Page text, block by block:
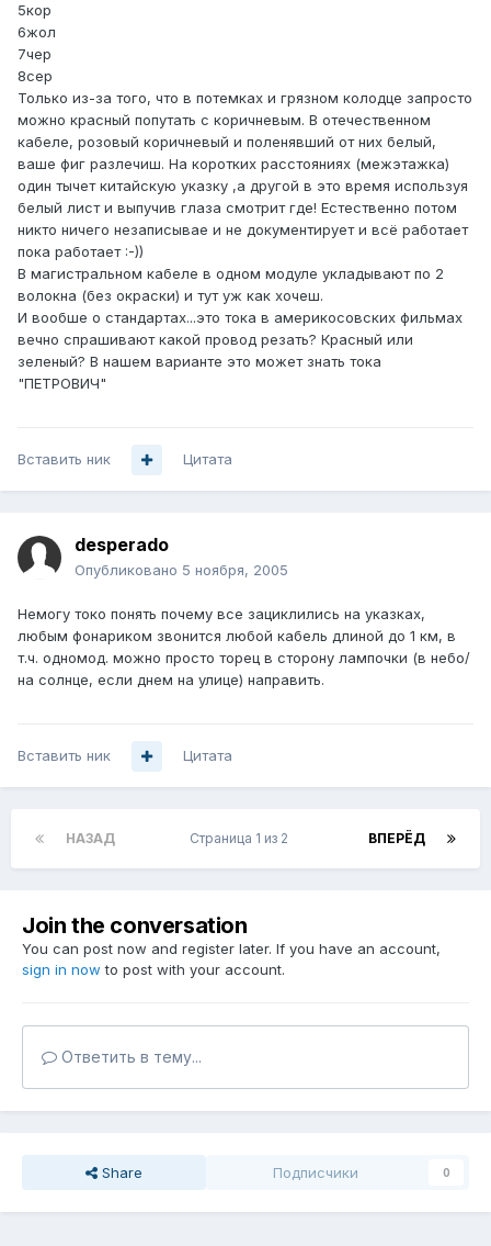
5кор
6жол
7чер
8сер
Только из-за того, что в потемках и грязном колодце запросто
можно красный попутать с коричневым. В отечественном
кабеле, розовый коричневый и поленявший от них белый,
ваше фиг разлечиш. На коротких расстояниях (межэтажка)
один тычет китайскую указку ,а другой в это время используя
белый лист и выпучив глаза смотрит где! Естественно потом
никто ничего незаписывае и не документирует и всё работает
пока работает :-))
В магистральном кабеле в одном модуле укладывают по 2
волокна (без окраски) и тут уж как хочеш.
И вообше о стандартах...это тока в америкосовских фильмах
вечно спрашивают какой провод резать? Красный или
зеленый? В нашем варианте это может знать тока
"ПЕТРОВИЧ"
Вставить ник Цитата
desperado
Опубликовано 5 ноября, 2005
Немогу токо понять почему все зациклились на указках,
любым фонариком звонится любой кабель длиной до 1 км, в
т.ч. одномод. можно просто торец в сторону лампочки (в небо/
на солнце, если днем на улице) направить.
Вставить ник Цитата
НАЗАД ВПЕРЁД
Страница 1 из 2
Join the conversation
You can post now and register later. If you have an account,
sign in now to post with your account.
Ответить в тему...
Share Подписчики 0